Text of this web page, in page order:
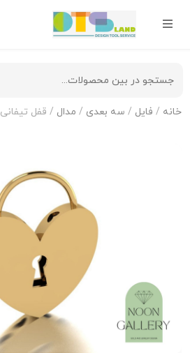
خانه / فایل / سه بعدی / مدال / قفل تیفانی 02